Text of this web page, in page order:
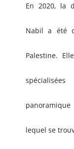
En 2020, la
Nabil a été
Palestine.
lequel se